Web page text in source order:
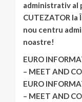
administrativ
CUTEZATOR la
nou centru
noastre!
EURO
– MEET AND
EURO
– MEET AND